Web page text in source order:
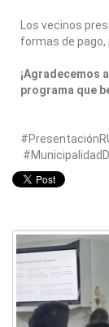
Los vecinos
formas de pago,
¡Agradecemos
programa que